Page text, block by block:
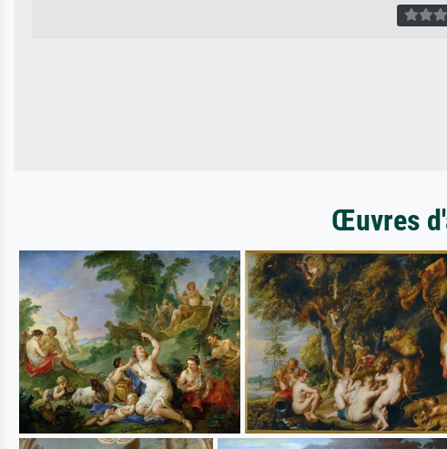
Œuvres